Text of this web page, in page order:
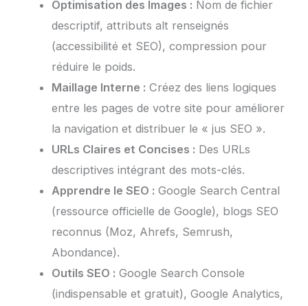
Optimisation des Images : Nom de fichier
descriptif, attributs alt renseignés
(accessibilité et SEO), compression pour
réduire le poids.
Maillage Interne : Créez des liens logiques
entre les pages de votre site pour améliorer
la navigation et distribuer le « jus SEO ».
URLs Claires et Concises : Des URLs
descriptives intégrant des mots-clés.
Apprendre le SEO : Google Search Central
(ressource officielle de Google), blogs SEO
reconnus (Moz, Ahrefs, Semrush,
Abondance).
Outils SEO : Google Search Console
(indispensable et gratuit), Google Analytics,